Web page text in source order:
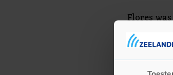
Flores
zijn
moest
Watford,